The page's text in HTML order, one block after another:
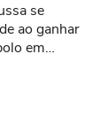
se
ao ganhar
em